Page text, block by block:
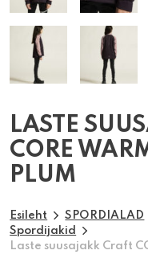
LASTE
CORE
PLUM
Esileht SPORDIALAD
Spordijakid
Laste suusajakk Craft